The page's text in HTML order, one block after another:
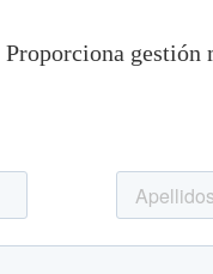
Proporciona gestión